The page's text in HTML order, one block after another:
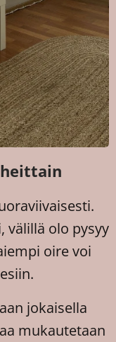
välillä olo pysyy
oire voi
jokaisella
mukautetaan